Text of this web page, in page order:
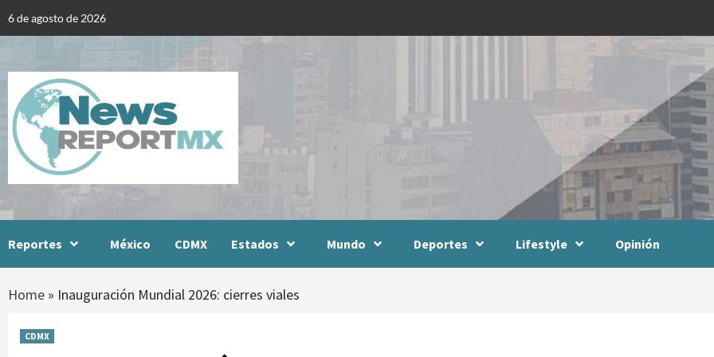
6 de agosto de 2026
Reportes México CDMX Estados Mundo Deportes Lifestyle Opinión
Home » Inauguración Mundial 2026: cierres viales
CDMX